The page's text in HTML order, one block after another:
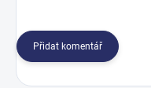
Přidat komentář